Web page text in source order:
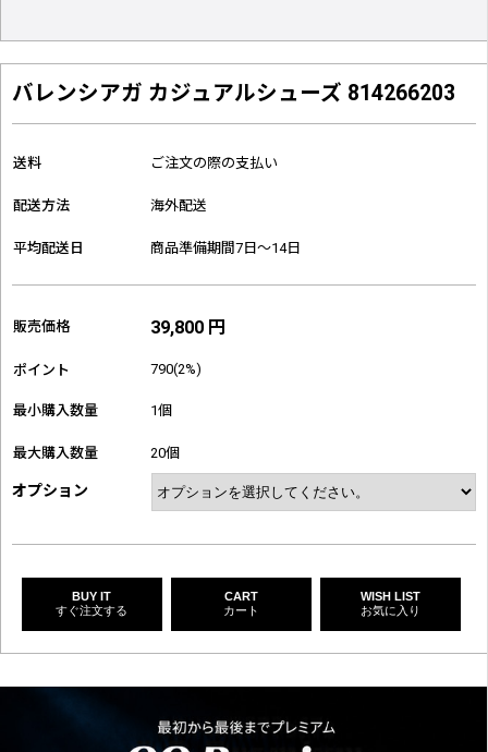
バレンシアガ カジュアルシューズ 814266203
送料 ご注文の際の支払い
配送方法 海外配送
平均配送日 商品準備期間7日～14日
販売価格 39,800 円
ポイント 790(2%)
最小購入数量 1個
最大購入数量 20個
オプション
BUY IT
すぐ注文する
CART
カート
WISH LIST
お気に入り